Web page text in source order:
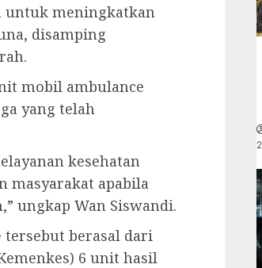
untuk meningkatkan
disamping
mobil ambulance
yang telah
kesehatan
masyarakat apabila
ungkap Wan Siswandi.
tersebut berasal dari
6 unit hasil